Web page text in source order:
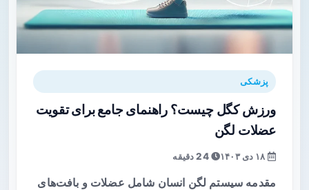
پزشکی
ورزش کگل چیست؟ راهنمای جامع برای تقویت
عضلات لگن
24 دقیقه
مقدمه سیستم لگن انسان شامل عضلات و بافت‌های